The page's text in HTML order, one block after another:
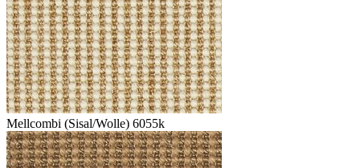
Mellcombi (Sisal/Wolle) 6055k